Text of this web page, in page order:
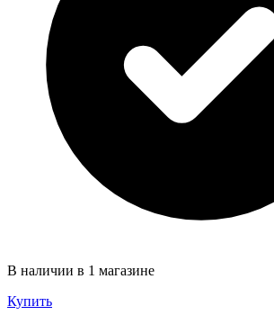
В наличии в 1 магазине
Купить